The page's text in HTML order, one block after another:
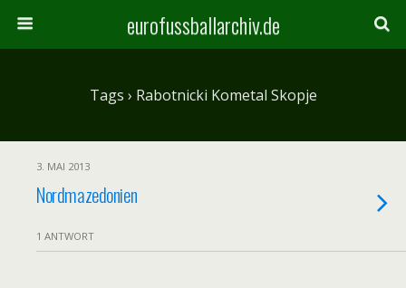
eurofussballarchiv.de
Tags › Rabotnicki Kometal Skopje
3. MAI 2013
Nordmazedonien
1 ANTWORT